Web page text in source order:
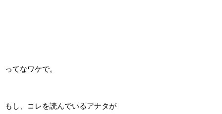
ってなワケで。
もし、コレを読んでいるアナタが